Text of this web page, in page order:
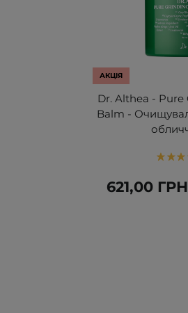
АКЦІЯ
Dr. Althea -
Balm -
621,00 ГРН